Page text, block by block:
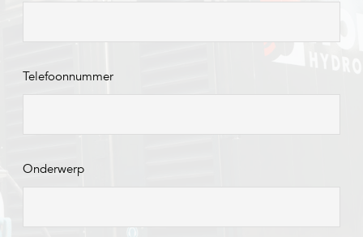
Telefoonnummer
Onderwerp